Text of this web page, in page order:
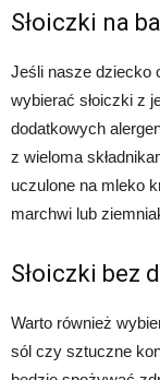
Słoiczki na
Jeśli nasze dziecko
wybierać słoiczki z
dodatkowych
z wieloma
uczulone na mleko
marchwi lub
Słoiczki bez
Warto również
sól czy sztuczne